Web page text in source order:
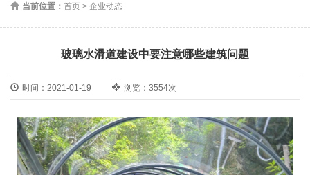
当前位置： 首页 > 企业动态
玻璃水滑道建设中要注意哪些建筑问题
时间：2021-01-19 浏览：3554次